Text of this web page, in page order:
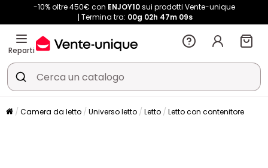
-10% oltre 450€ con ENJOY10sui prodotti Vente-unique
Termina tra: 00g 02h 47m 09s
Reparti
Camera da letto Universo letto Letto Letto con contenitore